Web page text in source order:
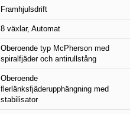
Framhjulsdrift
8 växlar, Automat
Oberoende typ McPherson med
spiralfjäder och antirullstång
Oberoende
flerlänksfjäderupphängning med
stabilisator